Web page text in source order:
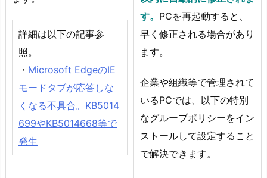
詳細は以下の記事参
照。
・ Microsoft EdgeのIE
モードタブが応答しな
くなる不具合。KB5014
699やKB5014668等で
発生
す。 PCを再起動すると、
早く修正される場合があり
ます。
企業や組織等で管理されて
いるPCでは、以下の特別
なグループポリシーをイン
ストールして設定すること
で解決できます。